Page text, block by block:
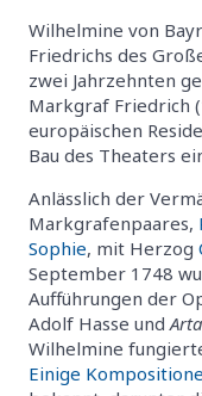
Wilhelmine von
Friedrichs des
zwei Jahrzehnten
Markgraf Friedrich
europäischen
Bau des Theaters
Anlässlich der
Markgrafenpaares,
Sophie, mit Herzog
September 1748
Aufführungen der
Adolf Hasse und
Wilhelmine
Einige